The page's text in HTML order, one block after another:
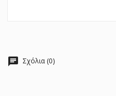
chat Σχόλια (0)